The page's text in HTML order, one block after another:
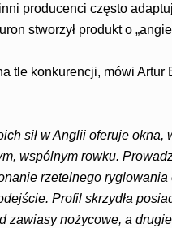
producenci często
stworzył produkt o
tle konkurencji, mówi Artur
sił w Anglii oferuje okna,
wspólnym rowku.
rzetelnego ryglowania
Profil skrzydła
zawiasy nożycowe, a